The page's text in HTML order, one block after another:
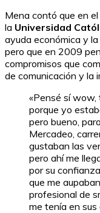
Mena contó que en
la Universidad
ayuda económica y
pero que en 2009
compromisos que
de comunicación y la
«Pensé sí wow,
porque yo
pero bueno,
Mercadeo,
gustaban las
pero ahí me
por su
que me
profesional de
me tenía en sus